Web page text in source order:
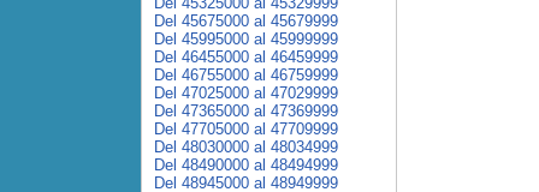
Del 45675000 al 45679999
Del 45995000 al 45999999
Del 46455000 al 46459999
Del 46755000 al 46759999
Del 47025000 al 47029999
Del 47365000 al 47369999
Del 47705000 al 47709999
Del 48030000 al 48034999
Del 48490000 al 48494999
Del 48945000 al 48949999